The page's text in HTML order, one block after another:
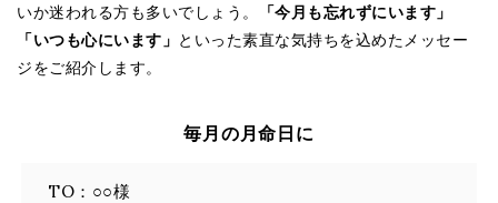
いか迷われる方も多いでしょう。
「今月も忘れずにいます」
「いつも心にいます」 といった素直な気持ちを込めたメッセー
ジをご紹介します。
毎月の月命日に
TO：○○様